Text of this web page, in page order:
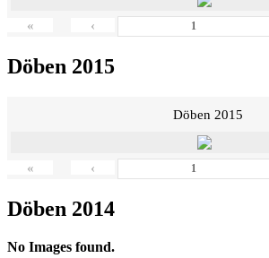
« ‹
Döben 2015
Döben 2015
« ‹
Döben 2014
No Images found.